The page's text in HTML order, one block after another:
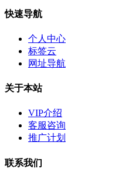
快速导航
个人中心
标签云
网址导航
关于本站
VIP介绍
客服咨询
推广计划
联系我们